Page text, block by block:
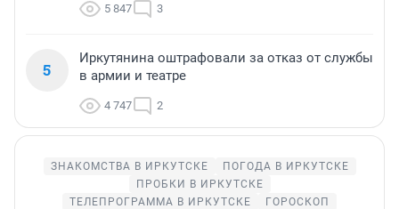
5 847 3
5
Иркутянина оштрафовали за отказ от службы
в армии и театре
4 747 2
ЗНАКОМСТВА В ИРКУТСКЕ
ПОГОДА В ИРКУТСКЕ
ПРОБКИ В ИРКУТСКЕ
ТЕЛЕПРОГРАММА В ИРКУТСКЕ
ГОРОСКОП